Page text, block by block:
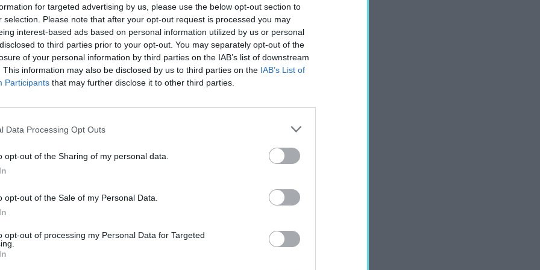
for targeted advertising by us, please use the below opt-out section to
selection. Please note that after your opt-out request is processed you may
interest-based ads based on personal information utilized by us or personal
to third parties prior to your opt-out. You may separately opt-out of the
of your personal information by third parties on the IAB’s list of downstream
This information may also be disclosed by us to third parties on the IAB’s List of
Participants that may further disclose it to other third parties.
Data Processing Opt Outs
opt-out of the Sharing of my personal data.
opt-out of the Sale of my Personal Data.
opt-out of processing my Personal Data for Targeted
a
kérdéseiket, az
lesznek, így a
támogatást
tól)
Török Flóris u.
18. és december